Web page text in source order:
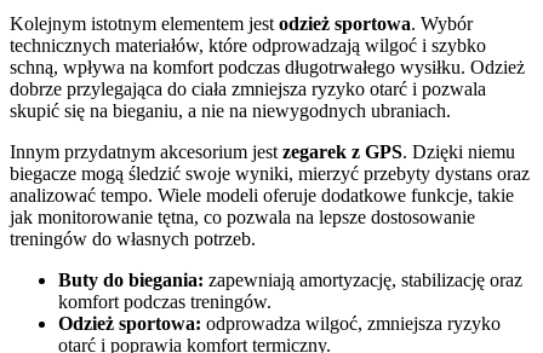
Kolejnym istotnym elementem jest odzież sportowa. Wybór
technicznych materiałów, które odprowadzają wilgoć i szybko
schną, wpływa na komfort podczas długotrwałego wysiłku. Odzież
dobrze przylegająca do ciała zmniejsza ryzyko otarć i pozwala
skupić się na bieganiu, a nie na niewygodnych ubraniach.
Innym przydatnym akcesorium jest zegarek z GPS. Dzięki niemu
biegacze mogą śledzić swoje wyniki, mierzyć przebyty dystans oraz
analizować tempo. Wiele modeli oferuje dodatkowe funkcje, takie
jak monitorowanie tętna, co pozwala na lepsze dostosowanie
treningów do własnych potrzeb.
Buty do biegania: zapewniają amortyzację, stabilizację oraz
komfort podczas treningów.
Odzież sportowa: odprowadza wilgoć, zmniejsza ryzyko
otarć i poprawia komfort termiczny.